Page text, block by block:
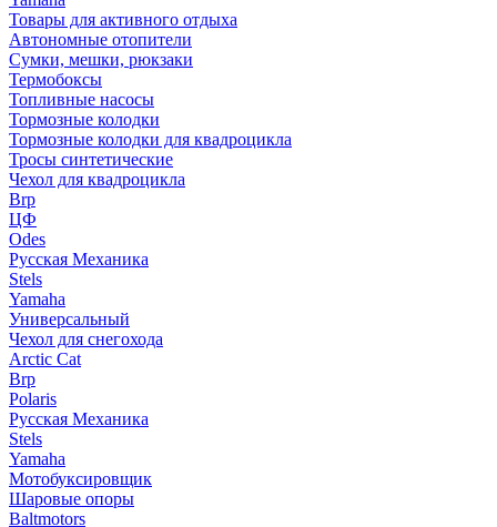
Товары для активного отдыха
Автономные отопители
Сумки, мешки, рюкзаки
Термобоксы
Топливные насосы
Тормозные колодки
Тормозные колодки для квадроцикла
Тросы синтетические
Чехол для квадроцикла
Brp
ЦФ
Odes
Русская Механика
Stels
Yamaha
Универсальный
Чехол для снегохода
Arctic Cat
Brp
Polaris
Русская Механика
Stels
Yamaha
Мотобуксировщик
Шаровые опоры
Baltmotors